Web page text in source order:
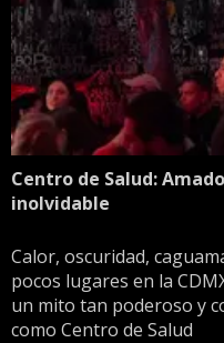
Centro de Salud:
inolvidable
Calor, oscuridad,
pocos lugares en la
un mito tan poderoso y
como Centro de Salud